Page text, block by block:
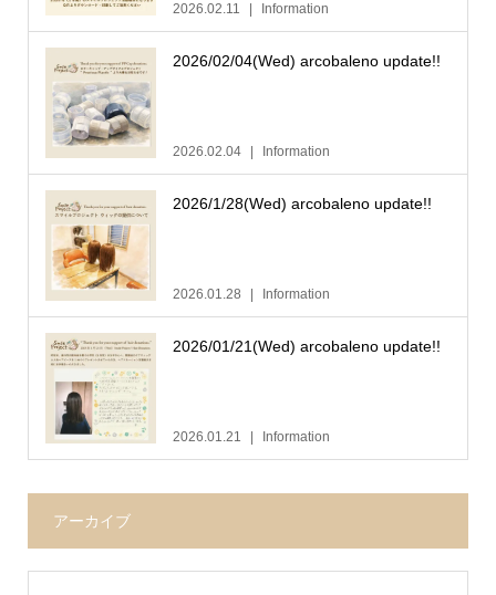
2026.02.11 Information
2026/02/04(Wed) arcobaleno update!!
2026.02.04 Information
2026/1/28(Wed) arcobaleno update!!
2026.01.28 Information
2026/01/21(Wed) arcobaleno update!!
2026.01.21 Information
アーカイブ